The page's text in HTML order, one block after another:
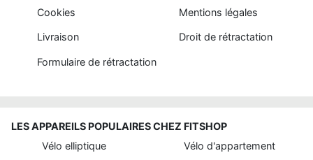
Cookies Mentions légales
Livraison Droit de rétractation
Formulaire de rétractation
LES APPAREILS POPULAIRES CHEZ FITSHOP
Vélo elliptique
Vélo d'appartement